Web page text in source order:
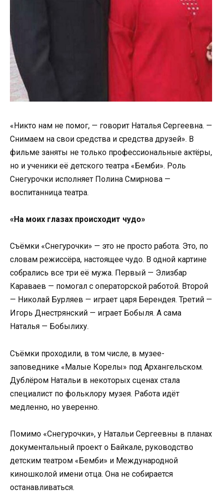
«Никто нам не помог, — говорит Наталья Сергеевна. —
Снимаем на свои средства и средства друзей». В
фильме заняты не только профессиональные актёры,
но и ученики её детского театра «Бемби». Роль
Снегурочки исполняет Полина Смирнова —
воспитанница театра.
«На моих глазах происходит чудо»
Съёмки «Снегурочки» — это не просто работа. Это, по
словам режиссёра, настоящее чудо. В одной картине
собрались все три её мужа. Первый — Элизбар
Караваев — помогал с операторской работой. Второй
— Николай Бурляев — играет царя Берендея. Третий —
Игорь Днестрянский — играет Бобыля. А сама
Наталья — Бобылиху.
Съёмки проходили, в том числе, в музее-
заповеднике «Малые Корелы» под Архангельском.
Дублёром Натальи в некоторых сценах стала
специалист по фольклору музея. Работа идёт
медленно, но уверенно.
Помимо «Снегурочки», у Натальи Сергеевны в планах
документальный проект о Байкале, руководство
детским театром «Бемби» и Международной
киношколой имени отца. Она не собирается
останавливаться.